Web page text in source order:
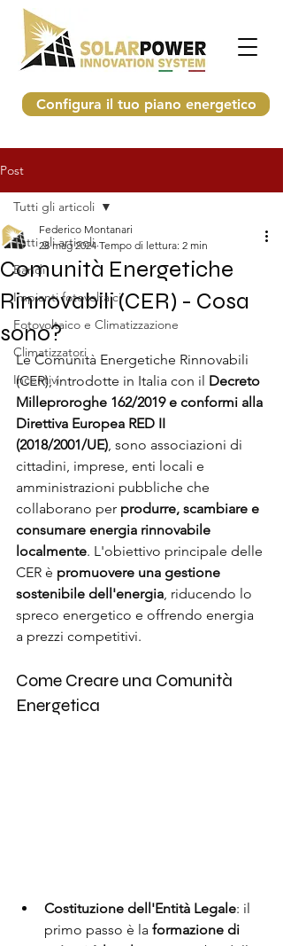
Configura il tuo piano energetico
Post
Tutti gli articoli
Bandi
Impianti fotovoltaici
Fotovoltaico e Climatizzazione
Climatizzatori
Incentivi
Tutti gli articoli
Comunità Energetiche
Rinnovabili (CER) - Cosa
sono?
Federico Montanari
28 mag 2024 Tempo di lettura: 2 min
Le Comunità Energetiche Rinnovabili
(CER), introdotte in Italia con il Decreto
Milleproroghe 162/2019 e conformi alla
Direttiva Europea RED II
(2018/2001/UE), sono associazioni di
cittadini, imprese, enti locali e
amministrazioni pubbliche che
collaborano per produrre, scambiare e
consumare energia rinnovabile
localmente. L'obiettivo principale delle
CER è promuovere una gestione
sostenibile dell'energia, riducendo lo
spreco energetico e offrendo energia
a prezzi competitivi.
Come Creare una Comunità
Energetica
Costituzione dell'Entità Legale: il
primo passo è la formazione di